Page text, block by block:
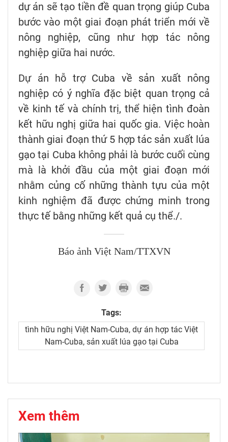
dự án sẽ tạo tiền đề quan trọng giúp Cuba
bước vào một giai đoạn phát triển mới về
nông nghiệp, cũng như hợp tác nông
nghiệp giữa hai nước.
Dự án hỗ trợ Cuba về sản xuất nông
nghiệp có ý nghĩa đặc biệt quan trọng cả
về kinh tế và chính trị, thể hiện tình đoàn
kết hữu nghị giữa hai quốc gia. Việc hoàn
thành giai đoạn thứ 5 hợp tác sản xuất lúa
gạo tại Cuba không phải là bước cuối cùng
mà là khởi đầu của một giai đoạn mới
nhằm củng cố những thành tựu của một
kinh nghiệm đã được chứng minh trong
thực tế bằng những kết quả cụ thể./.
Báo ảnh Việt Nam/TTXVN
Tags:
tình hữu nghị Việt Nam-Cuba, dự án hợp tác Việt
Nam-Cuba, sản xuất lúa gạo tại Cuba
Xem thêm